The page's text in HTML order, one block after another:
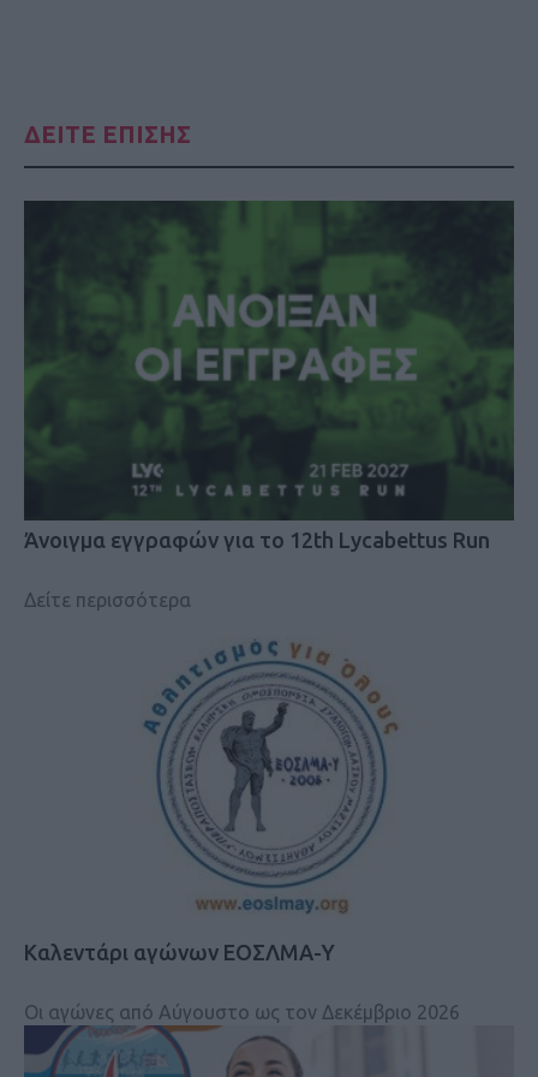
ΔΕΙΤΕ ΕΠΙΣΗΣ
Άνοιγμα εγγραφών για το 12th Lycabettus Run
Δείτε περισσότερα
Καλεντάρι αγώνων ΕΟΣΛΜΑ-Υ
Οι αγώνες από Αύγουστο ως τον Δεκέμβριο 2026